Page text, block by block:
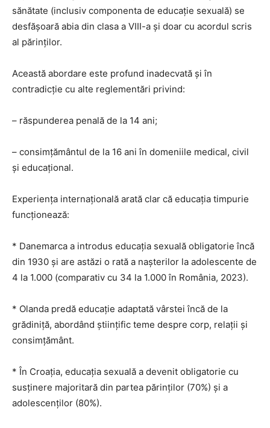
sănătate (inclusiv componenta de educație sexuală) se
desfășoară abia din clasa a VIII-a și doar cu acordul scris
al părinților.
Această abordare este profund inadecvată și în
contradicție cu alte reglementări privind:
– răspunderea penală de la 14 ani;
– consimțământul de la 16 ani în domeniile medical, civil
și educațional.
Experiența internațională arată clar că educația timpurie
funcționează:
* Danemarca a introdus educația sexuală obligatorie încă
din 1930 și are astăzi o rată a nașterilor la adolescente de
4 la 1.000 (comparativ cu 34 la 1.000 în România, 2023).
* Olanda predă educație adaptată vârstei încă de la
grădiniță, abordând științific teme despre corp, relații și
consimțământ.
* În Croația, educația sexuală a devenit obligatorie cu
susținere majoritară din partea părinților (70%) și a
adolescenților (80%).